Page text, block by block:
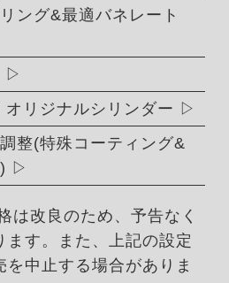
ング&最適バネレート
リジナルシリンダー
整(特殊コーティング&
は改良のため、予告なく
ます。また、上記の設定
中止する場合がありま